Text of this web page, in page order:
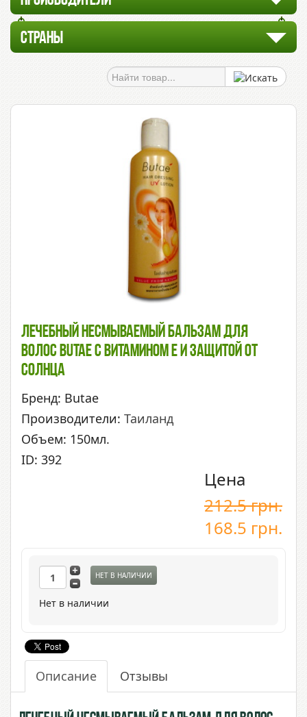
СТРАНЫ
Лечебный Несмываемый Бальзам Для
Волос Butae C Витамином Е И Защитой От
Солнца
Бренд: Butae
Производители: Таиланд
Объем: 150мл.
ID: 392
Цена
212.5грн.
168.5 грн.
НЕТ В НАЛИЧИИ
Нет в наличии
Описание Отзывы